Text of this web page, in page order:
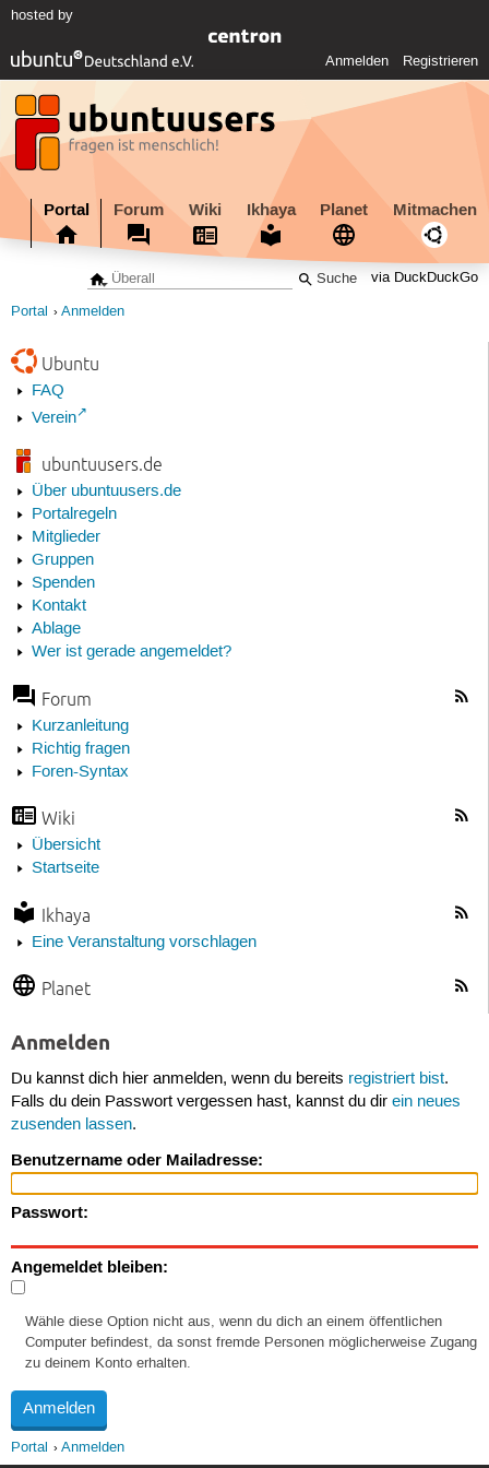
hosted by
Anmelden Registrieren
Portal Forum Wiki Ikhaya Planet Mitmachen
via DuckDuckGo
Portal Anmelden
Ubuntu
FAQ
Verein
ubuntuusers.de
Über ubuntuusers.de
Portalregeln
Mitglieder
Gruppen
Spenden
Kontakt
Ablage
Wer ist gerade angemeldet?
Forum
Kurzanleitung
Richtig fragen
Foren-Syntax
Wiki
Übersicht
Startseite
Ikhaya
Eine Veranstaltung vorschlagen
Planet
Anmelden
Du kannst dich hier anmelden, wenn du bereits registriert bist.
Falls du dein Passwort vergessen hast, kannst du dir ein neues
zusenden lassen.
Benutzername oder Mailadresse:
Passwort:
Angemeldet bleiben:
Wähle diese Option nicht aus, wenn du dich an einem öffentlichen
Computer befindest, da sonst fremde Personen möglicherweise Zugang
zu deinem Konto erhalten.
Portal Anmelden